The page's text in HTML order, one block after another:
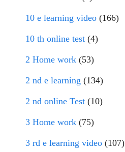
10 e learning video (166)
10 th online test (4)
2 Home work (53)
2 nd e learning (134)
2 nd online Test (10)
3 Home work (75)
3 rd e learning video (107)